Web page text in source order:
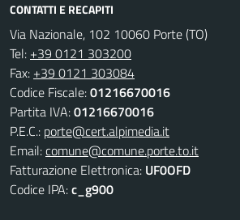
CONTATTI E RECAPITI
Via Nazionale, 102 10060 Porte (TO)
Tel: +39 0121 303200
Fax: +39 0121 303084
Codice Fiscale:01216670016
Partita IVA:01216670016
P.E.C.: porte@cert.alpimedia.it
Email:comune@comune.porte.to.it
Fatturazione Elettronica: UF0OFD
Codice IPA:c_g900